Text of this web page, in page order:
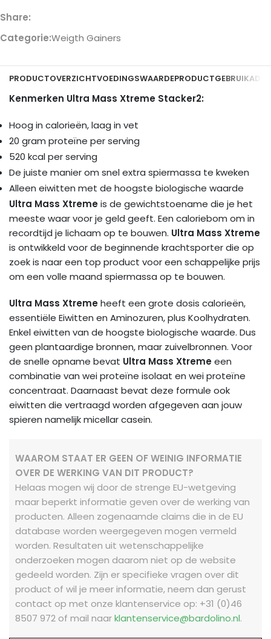
Share:
Categorie:Weigth Gainers
PRODUCTOVERZICHTVOEDINGSWAARDEPRODUCTGEBRUIK
Kenmerken Ultra Mass Xtreme Stacker2:
Hoog in calorieën, laag in vet
20 gram proteïne per serving
520 kcal per serving
De juiste manier om snel extra spiermassa te kweken
Alleen eiwitten met de hoogste biologische waarde
Ultra Mass Xtremeis de gewichtstoename die je het
meeste waar voor je geld geeft. Een caloriebom om in
recordtijd je lichaam op te bouwen. Ultra Mass Xtreme
is ontwikkeld voor de beginnende krachtsporter die op
zoek is naar een top product voor een schappelijke prijs
om een volle maand spiermassa op te bouwen.
Ultra Mass Xtremeheeft een grote dosis calorieën,
essentiële Eiwitten en Aminozuren, plus Koolhydraten.
Enkel eiwitten van de hoogste biologische waarde. Dus
geen plantaardige bronnen, maar zuivelbronnen. Voor
de snelle opname bevat Ultra Mass Xtremeeen
combinatie van wei proteïne isolaat en wei proteïne
concentraat. Daarnaast bevat deze formule ook
eiwitten die vertraagd worden afgegeven aan jouw
spieren namelijk micellar casein.
WAAROM STAAT ER GEEN OF WEINIG INFORMATIE
OVER DE WERKING VAN DIT PRODUCT?
Helaas mogen wij door de strenge EU-wetgeving
maar beperkt informatie geven over de werking van
producten. Alleen zogenaamde claims die in de EU
database worden weergegeven mogen vermeld
worden. Resultaten uit wetenschappelijke
onderzoeken mogen daarom niet op de website
gedeeld worden. Zijn er specifieke vragen over dit
product of wil je meer informatie, neem dan gerust
contact op met onze klantenservice op: +31 (0)46
8507 972 of mail naarklantenservice@bardolino.nl.